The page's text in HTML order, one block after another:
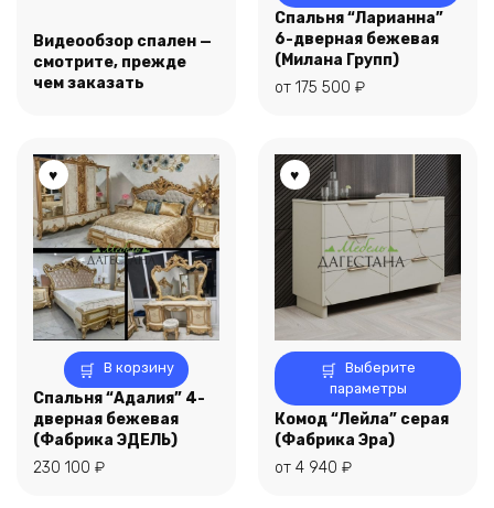
Видеообзор спален —
смотрите, прежде
чем заказать
имеет
несколько
вариаций.
странице
товара.
Спальня “Ларианна”
6-дверная бежевая
(Милана Групп)
от 175 500 ₽
В корзину
Спальня “Адалия” 4-
дверная бежевая
(Фабрика ЭДЕЛЬ)
230 100 ₽
Выберите
параметры
Этот
товар
имеет
несколько
вариаций.
Комод “Лейла” серая
(Фабрика Эра)
от 4 940 ₽